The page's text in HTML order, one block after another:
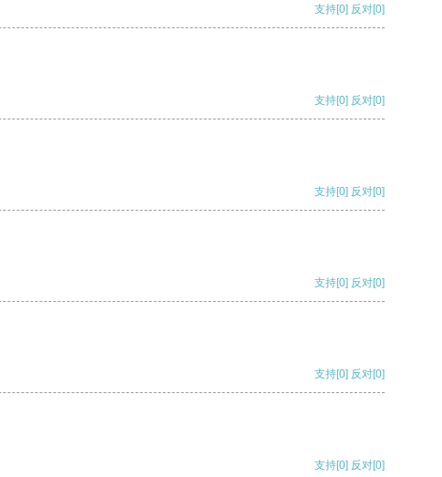
支持[0] 反对[0]
支持[0] 反对[0]
支持[0] 反对[0]
支持[0] 反对[0]
支持[0] 反对[0]
支持[0] 反对[0]